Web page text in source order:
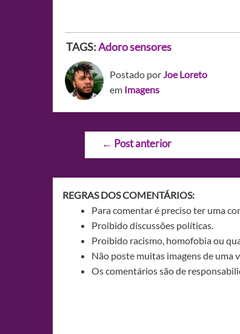
TAGS:Adoro sensores
Postado porJoe Loreto
em Imagens
Navegação
← Post anterior
REGRAS DOS COMENTÁRIOS:
Para comentar é preciso ter uma
Proibido discussões políticas.
Proibido racismo, homofobia ou
Não poste muitas imagens de uma
Os comentários são de